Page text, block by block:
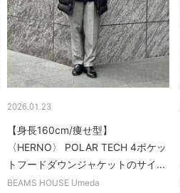
2026.01.23
【身長160cm/痩せ型】
〈HERNO〉 POLAR TECH 4ポケッ
トフードダウンジャケットのサイ...
BEAMS HOUSE Umeda